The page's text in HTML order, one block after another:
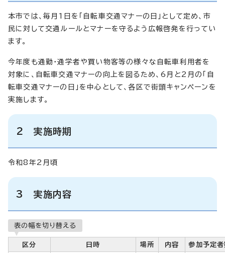
本市では、毎月1日を「自転車交通マナーの日」として定め、市
民に対して交通ルールとマナーを守るよう広報啓発を行ってい
ます。
今年度も通勤・通学者や買い物客等の様々な自転車利用者を
対象に、自転車交通マナーの向上を図るため、6月と2月の「自
転車交通マナーの日」を中心として、各区で街頭キャンペーンを
実施します。
2 実施時期
令和8年2月頃
3 実施内容
表の幅を切り替える
区分 日時 場所 内容 参加予定